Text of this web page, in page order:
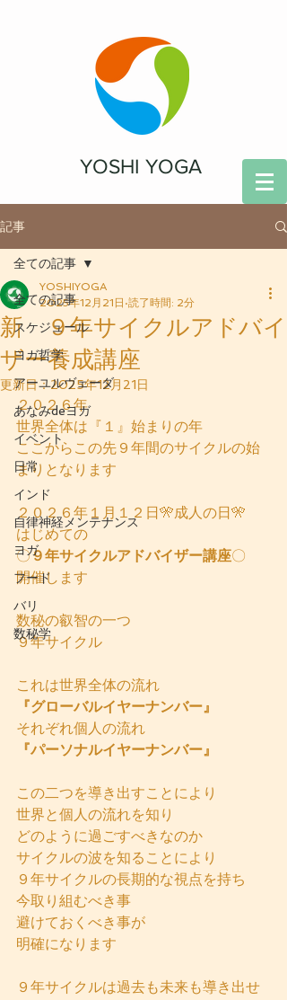
YOSHI YOGA
記事
全ての記事
スケジュール
ヨガ哲学
アーユルヴェーダ
あなみdeヨガ
イベント
日常
インド
自律神経メンテナンス
ヨガ
フード
バリ
数秘学
全ての記事
新 ９年サイクルアドバイ
ザー養成講座
YOSHIYOGA
2025年12月21日 読了時間: 2分
更新日：2025年12月21日
２０２６年
世界全体は『１』始まりの年
ここからこの先９年間のサイクルの始
まりとなります
２０２６年１月１２日🎌成人の日🎌
はじめての
〇９年サイクルアドバイザー講座〇
開催します
数秘の叡智の一つ
９年サイクル
これは世界全体の流れ
『グローバルイヤーナンバー』
それぞれ個人の流れ
『パーソナルイヤーナンバー』
この二つを導き出すことにより
世界と個人の流れを知り
どのように過ごすべきなのか
サイクルの波を知ることにより
９年サイクルの長期的な視点を持ち
今取り組むべき事
避けておくべき事が
明確になります
９年サイクルは過去も未来も導き出せ